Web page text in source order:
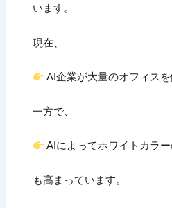
います。
現在、
AI企業が大量のオフィス
一方で、
AIによってホワイトカラ
も高まっています。